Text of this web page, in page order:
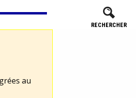
RECHERCHER
au